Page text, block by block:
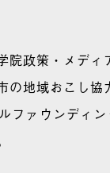
政策・メデ
地域おこし協
ファウンディ